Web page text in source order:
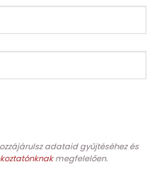
adataid gyűjtéséhez és
megfelelően.